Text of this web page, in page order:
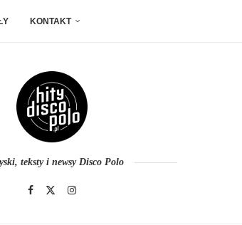
KONTAKT
teksty i newsy Disco Polo